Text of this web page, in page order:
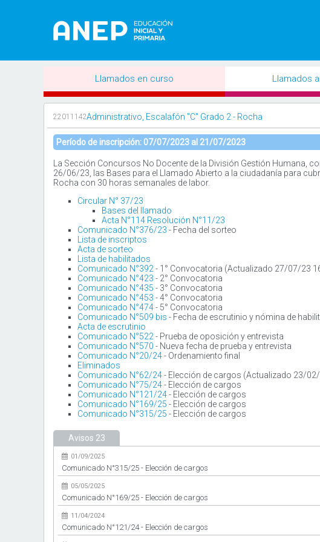
Llamados en curso Llamados
22011142Administrativo, Escalafón "C" Grado 2 - Rocha
Período de inscripción: 07/07/2023 al 21/07/2023
La Sección Concursos No Docente de la División Gestión Humana,
26/06/23, las Bases para el Llamado Abierto a la ciudadanía para
Rocha con 30 horas semanales de labor.
Circular N° 37/23
Bases del llamado
Acta N°114 Resolución N°11/23
Comunicado N°376/23 - Fecha del sorteo
Lista de inscriptos
Acta de sorteo
Lista de habilitados
Comunicado N°392 - 1° Convocatoria (Actualizado 27/07/23
Comunicado N°423 - 2° Convocatoria
Comunicado N°435 - 3° Convocatoria
Comunicado N°453 - 4° Convocatoria
Comunicado N°474- 5° Convocatoria
Comunicado N°509 bis - Fecha de escrutinio y nómina de
Acta de escrutinio
Comunicado N°522 - Prueba de oposición y entrevista
Comunicado N°570 - Nueva fecha de prueba y entrevista
Comunicado N°20/24- Ordenamiento final
Eliminados
Comunicado N°62/24- Elección de cargos (Actualizado 23/
Comunicado N°75/24- Elección de cargos
Comunicado N°121/24- Elección de cargos
Comunicado N°169/25 - Elección de cargos
Comunicado N°315/25 - Elección de cargos
Avisos 23
01/09/2025
Comunicado N°315/25 - Elección de cargos
05/05/2025
Comunicado N°169/25 - Elección de cargos
11/04/2024
Comunicado N°121/24 - Elección de cargos